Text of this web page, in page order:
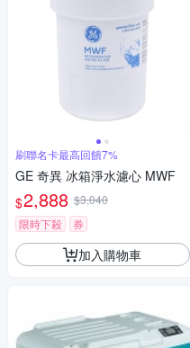
刷聯名卡最高回饋7%
GE 奇異 冰箱淨水濾心 MWF
$2,888 $3,040
限時下殺
券
加入購物車